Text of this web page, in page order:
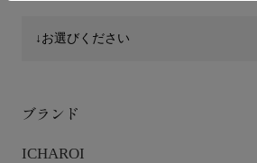
ブランド
ICHAROI